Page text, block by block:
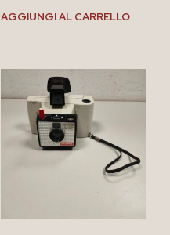
AGGIUNGI AL CARRELLO